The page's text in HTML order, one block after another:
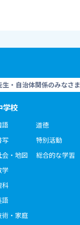
生・自治体関係のみなさま
学校
語
写
会・地図
学
科
語
術・家庭
道徳
特別活動
総合的な学習